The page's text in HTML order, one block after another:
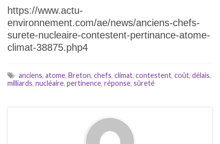
https://www.actu-
environnement.com/ae/news/anciens-chefs-
surete-nucleaire-contestent-pertinance-atome-
climat-38875.php4
anciens, atome, Breton, chefs, climat, contestent, coût, délais,
milliards, nucléaire, pertinence, réponse, sûreté